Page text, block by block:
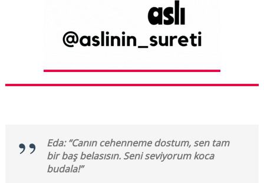
Eda: “Canın cehenneme dostum, sen tam
bir baş belasısın. Seni seviyorum koca
budala!”